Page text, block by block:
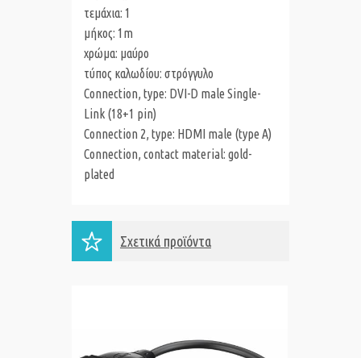
τεμάχια: 1
μήκος: 1m
χρώμα: μαύρο
τύπος καλωδίου: στρόγγυλο
Connection, type: DVI-D male Single-
Link (18+1 pin)
Connection 2, type: HDMI male (type A)
Connection, contact material: gold-
plated
Σχετικά προϊόντα